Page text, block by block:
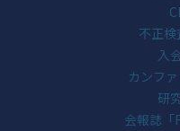
不正
入
カンフ
研
会報誌「